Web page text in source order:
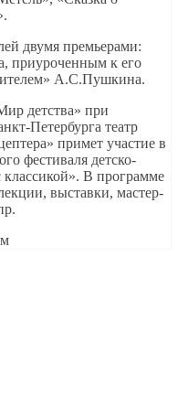
двумя премьерами:
приуроченным к его
А.С.Пушкина.
детства» при
Петербурга театр
примет участие в
фестиваля детско-
В программе
выставки, мастер-